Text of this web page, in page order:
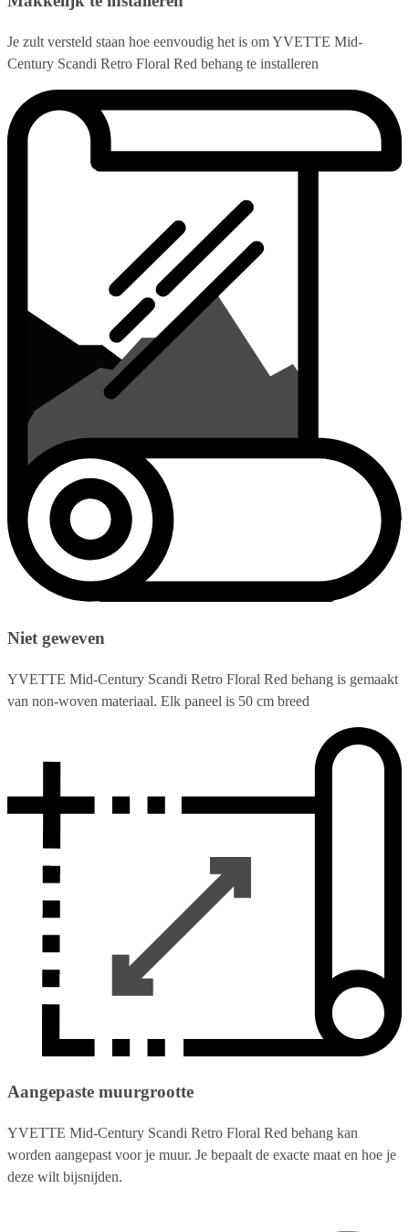
Je zult versteld staan hoe eenvoudig het is om YVETTE Mid-
Century Scandi Retro Floral Red behang te installeren
Niet geweven
YVETTE Mid-Century Scandi Retro Floral Red behang is gemaakt
van non-woven materiaal. Elk paneel is 50 cm breed
Aangepaste muurgrootte
YVETTE Mid-Century Scandi Retro Floral Red behang kan
worden aangepast voor je muur. Je bepaalt de exacte maat en hoe je
deze wilt bijsnijden.